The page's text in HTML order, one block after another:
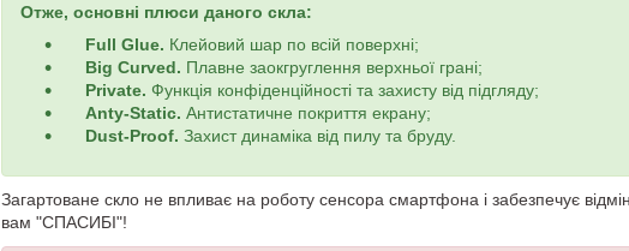
Отже, основні плюси даного скла:
Full Glue. Клейовий шар по всій поверхні;
Big Curved. Плавне заокгруглення верхньої грані;
Private. Функція конфіденційності та захисту від підгляду;
Anty-Static. Антистатичне покриття екрану;
Dust-Proof. Захист динаміка від пилу та бруду.
Загартоване скло не впливає на роботу сенсора смартфона і забезпечує
вам "СПАСИБІ"!